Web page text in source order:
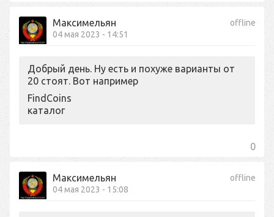
offline
Максимельян
04 мая 2023 - 14:51
Добрый день. Ну есть и похуже варианты от
20 стоят. Вот например
FindCoins
каталог
0
offline
Максимельян
04 мая 2023 - 15:08